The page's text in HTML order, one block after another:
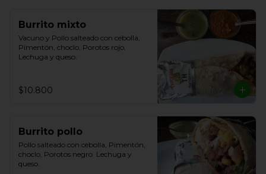
Burrito mixto
Vacuno y Pollo salteado con cebolla,
Pimentón, choclo, Porotos rojo,
Lechuga y queso.
$10.800
Burrito pollo
Pollo salteado con cebolla, Pimentón,
choclo, Porotos negro  Lechuga y
queso.